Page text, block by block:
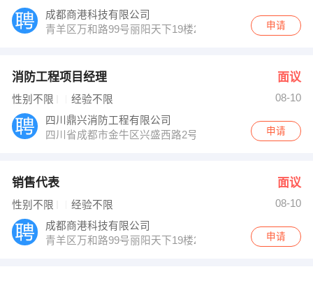
成都商港科技有限公司
青羊区万和路99号丽阳天下19楼25号
申请
消防工程项目经理 面议
性别不限 经验不限
08-10
四川鼎兴消防工程有限公司
四川省成都市金牛区兴盛西路2号3栋1304
申请
销售代表 面议
性别不限 经验不限
08-10
成都商港科技有限公司
青羊区万和路99号丽阳天下19楼25号
申请